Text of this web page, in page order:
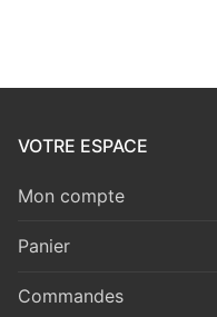
VOTRE ESPACE
Mon compte
Panier
Commandes